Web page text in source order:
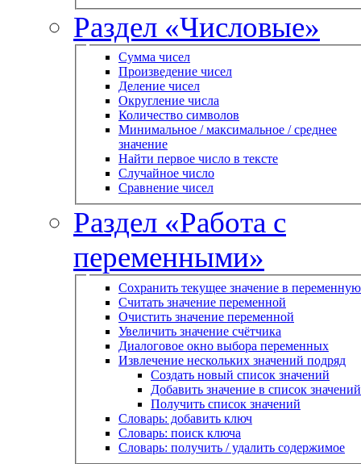
Раздел «Числовые»
Сумма чисел
Произведение чисел
Деление чисел
Округление числа
Количество символов
Минимальное / максимальное / среднее
значение
Найти первое число в тексте
Случайное число
Сравнение чисел
Раздел «Работа с
переменными»
Сохранить текущее значение в переменную
Считать значение переменной
Очистить значение переменной
Увеличить значение счётчика
Диалоговое окно выбора переменных
Извлечение нескольких значений подряд
Создать новый список значений
Добавить значение в список значений
Получить список значений
Словарь: добавить ключ
Словарь: поиск ключа
Словарь: получить / удалить содержимое